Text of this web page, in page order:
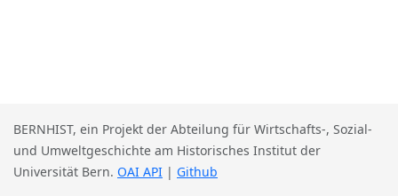
BERNHIST, ein Projekt der Abteilung für Wirtschafts-, Sozial-
und Umweltgeschichte am Historisches Institut der
Universität Bern. OAI API | Github